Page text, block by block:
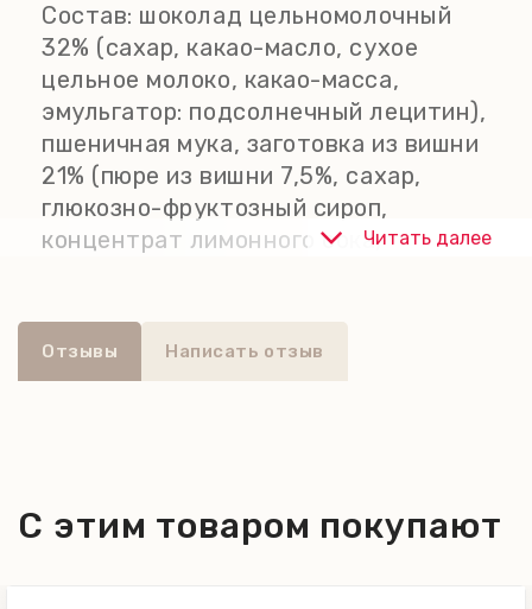
Состав: шоколад цельномолочный
32% (сахар, какао-масло, сухое
цельное молоко, какао-масса,
эмульгатор: подсолнечный лецитин),
пшеничная мука, заготовка из вишни
21% (пюре из вишни 7,5%, сахар,
глюкозно-фруктозный сироп,
концентрат лимонного сока,
сахарный сироп, сахар,
кислота. Может содержать следы
Читать далее
Отзывы Написать отзыв
С этим товаром покупают